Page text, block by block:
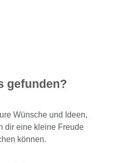
gefunden?
Wünsche und Ideen,
dir eine kleine Freude
können.